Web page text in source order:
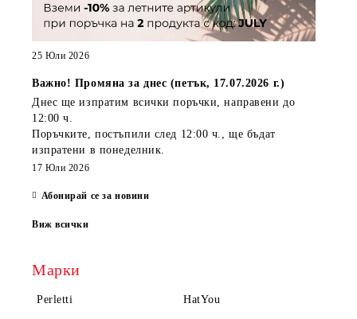
25 Юли 2026
Важно! Промяна за днес (петък, 17.07.2026 г.)
Днес ще изпратим всички поръчки, направенидо
12:00 ч.
Поръчките, постъпили след 12:00 ч. , ще бъдат
изпратени в понеделник.
17 Юли 2026
Абонирай се за новини
Виж всички
Марки
Perletti HatYou